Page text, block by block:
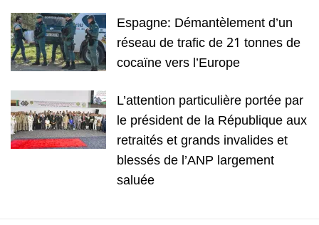
Espagne: Démantèlement d’un
réseau de trafic de 21 tonnes de
cocaïne vers l’Europe
L’attention particulière portée par
le président de la République aux
retraités et grands invalides et
blessés de l’ANP largement
saluée